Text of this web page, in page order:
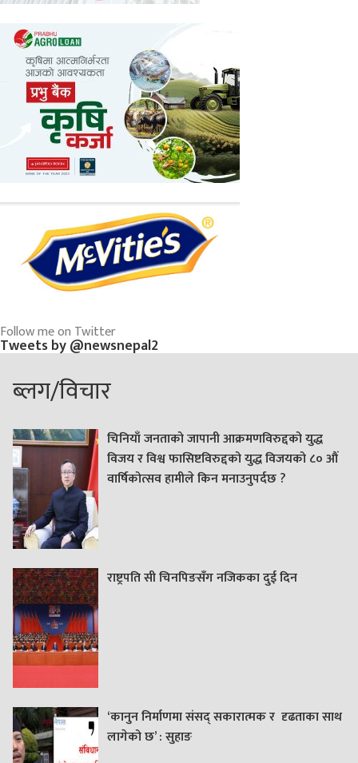
Follow me on Twitter
Tweets by @newsnepal2
ब्लग/विचार
चिनियाँ जनताको जापानी आक्रमणविरुद्दको युद्ध
विजय र विश्व फासिष्टविरुद्दको युद्ध विजयको ८० औं
वार्षिकोत्सव हामीले किन मनाउनुपर्दछ ?
राष्ट्रपति सी चिनपिङसँग नजिकका दुई दिन
‘कानुन निर्माणमा संसद् सकारात्मक र दृढताका साथ
लागेको छ’ : सुहाङ